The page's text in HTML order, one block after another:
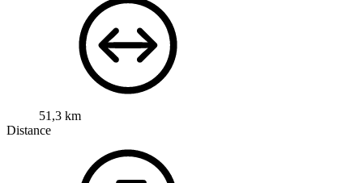
51,3 km
Distance